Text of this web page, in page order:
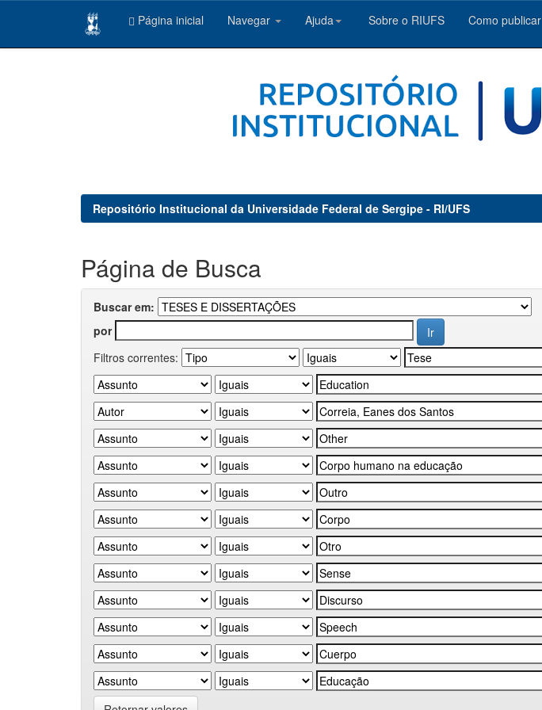
Página inicial Navegar Ajuda Sobre o RIUFS Como publicar
Repositório Institucional da Universidade Federal de Sergipe - RI/UFS
Página de Busca
Buscar em:
por
Filtros correntes: